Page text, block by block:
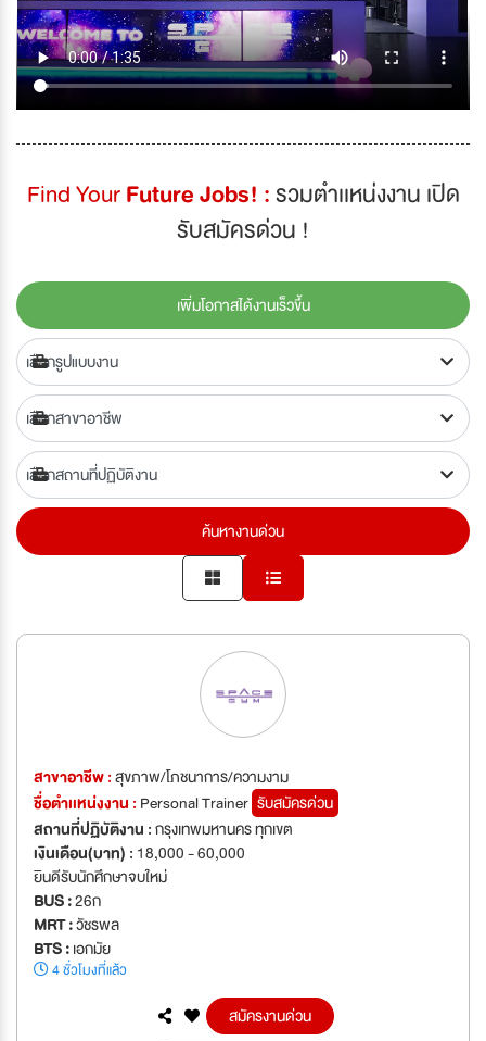
Find YourFuture Jobs! :รวมตำเเหน่งงาน เปิด
รับสมัครด่วน !
เพิ่มโอกาสได้งานเร็วขึ้น
ค้นหางานด่วน
สาขาอาชีพ :สุขภาพ/โภชนาการ/ความงาม
ชื่อตำเเหน่งงาน : Personal Trainer รับสมัครด่วน
สถานที่ปฏิบัติงาน :กรุงเทพมหานคร ทุกเขต
เงินเดือน(บาท) : 18,000 - 60,000
ยินดีรับนักศึกษาจบใหม่
BUS :26ก
MRT :วัชรพล
BTS :เอกมัย
4 ชั่วโมงที่แล้ว
สมัครงานด่วน